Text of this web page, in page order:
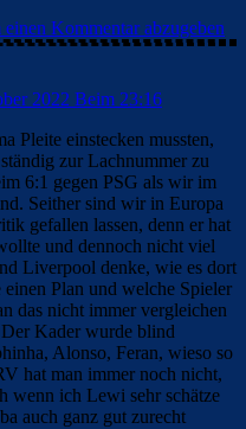
Kommentar abzugeben
2022 Beim 23:16
Pleite einstecken mussten,
zur Lachnummer zu
6:1 gegen PSG als wir im
Seither sind wir in Europa
gefallen lassen, denn er hat
und dennoch nicht viel
Liverpool denke, wie es dort
Plan und welche Spieler
das nicht immer vergleichen
Kader wurde blind
Alonso, Feran, wieso so
hat man immer noch nicht,
wenn ich Lewi sehr schätze
auch ganz gut zurecht